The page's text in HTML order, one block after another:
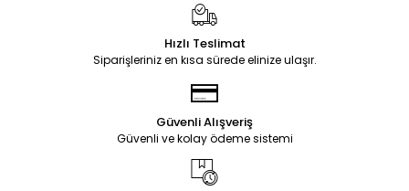
Hızlı Teslimat
Siparişleriniz en kısa sürede elinize ulaşır.
Güvenli Alışveriş
Güvenli ve kolay ödeme sistemi